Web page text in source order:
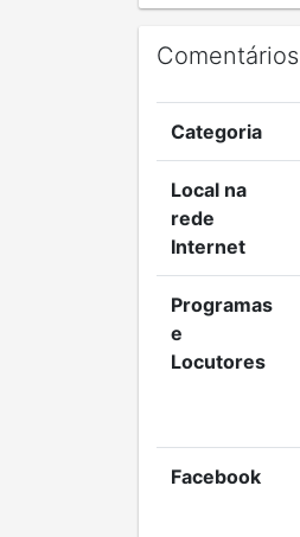
Comentários
Categoria
Local na
rede
Internet
Programas
e
Locutores
Facebook